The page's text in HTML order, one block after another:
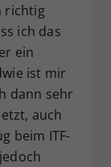
richtig
ich das
ein
ist mir
dann sehr
auch
beim ITF-